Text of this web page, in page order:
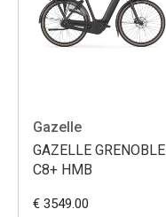
Gazelle
GAZELLE GRENOBLE
C8+ HMB
€ 3549.00